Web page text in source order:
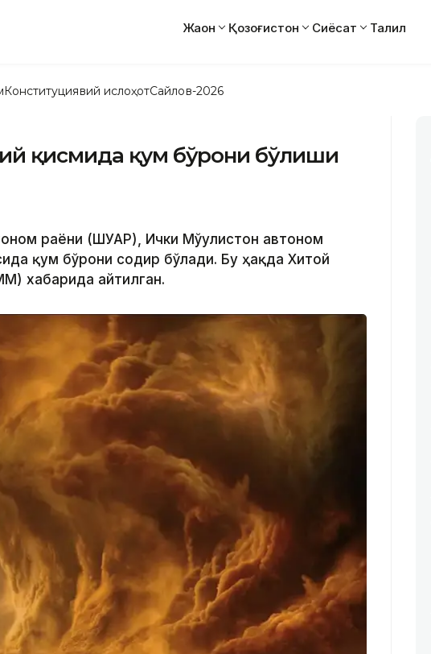
Жаҳон Қозоғистон Сиёсат Таҳлил
Конституциявий ислоҳотСайлов-2026
қисмида қум бўрони бўлиши
раёни (ШУАР), Ички Мўғулистон автоном
қум бўрони содир бўлади. Бу ҳақда Хитой
хабарида айтилган.